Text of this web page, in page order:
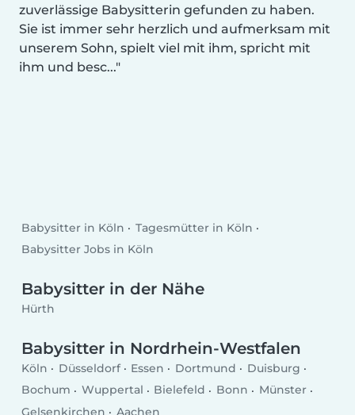
zuverlässige Babysitterin gefunden zu haben.
Sie ist immer sehr herzlich und aufmerksam mit
unserem Sohn, spielt viel mit ihm, spricht mit
ihm und besc...
Babysitter in Köln
Tagesmütter in Köln
Babysitter Jobs in Köln
Babysitter in der Nähe
Hürth
Babysitter in Nordrhein-Westfalen
Köln Düsseldorf Essen Dortmund
Duisburg
Bochum
Wuppertal Bielefeld Bonn
Münster
Gelsenkirchen
Aachen